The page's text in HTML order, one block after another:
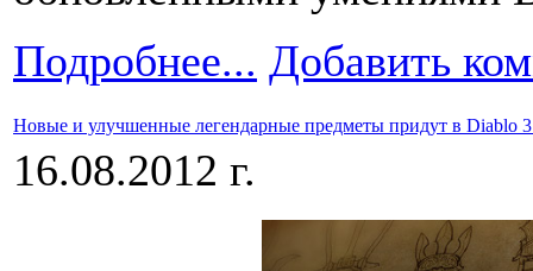
Подробнее... Добавить
Новые и улучшенные легендарные предметы придут в Diablo 3
16.08.2012 г.